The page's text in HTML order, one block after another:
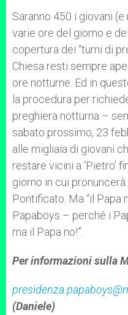
Saranno 450 i giovani
varie ore del giorno e
copertura dei “turni di
Chiesa resti sempre
ore notturne. Ed in
la procedura per
preghiera notturna –
sabato prossimo, 23
alle migliaia di giovani
restare vicini a ‘Pietro’
giorno in cui pronuncerà
Pontificato. Ma “il Papa
Papaboys – perché i
ma il Papa no!”.
Per informazioni sulla
(Daniele)